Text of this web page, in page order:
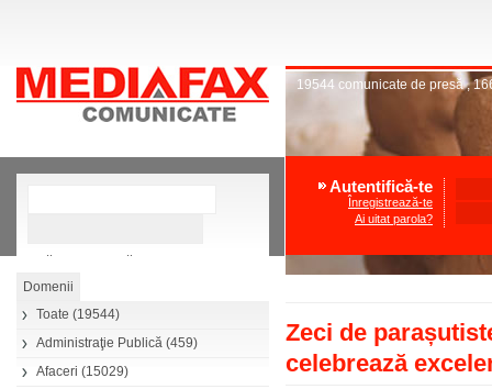
Căutare avansată
Toate (19544)
Administraţie Publică (459)
Afaceri (15029)
19544 comunicate de presă,
Autentifică-te
Înregistrează-te
Ai uitat parola?
Zeci de
celebrează